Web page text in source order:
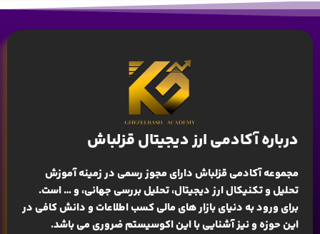
درباره آکادمی ارز دیجیتال قزلباش
مجموعه آکادمی قزلباش دارای مجوز رسمی در زمینهآموزش
تحلیل و تکنیکال ارز دیجیتال، تحلیل بررسی جهانی، و … است.
برای ورود به دنیای بازار های مالی کسب اطلاعات و دانش کافی در
این حوزه و نیز آشنایی با این اکوسیستم ضروری می باشد.